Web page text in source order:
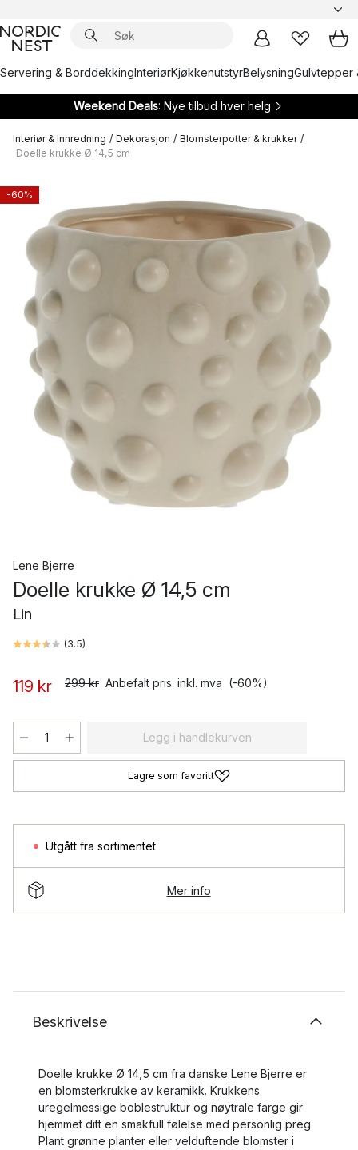
Servering & BorddekkingInteriørKjøkkenutstyrBelysningGulvtepper
Weekend Deals: Nye tilbud hver helg
Interiør & Innredning / Dekorasjon / Blomsterpotter & krukker /
Doelle krukke Ø 14,5 cm
-60%
Lene Bjerre
Doelle krukke Ø 14,5 cm
Lin
(3.5)
119 kr 299 kr Anbefalt pris. inkl. mva (-60%)
Legg i handlekurven
Lagre som favoritt
Utgått fra sortimentet
Mer info
Beskrivelse
Doelle krukke Ø 14,5 cm fra danske Lene Bjerre er
en blomsterkrukke av keramikk. Krukkens
uregelmessige boblestruktur og nøytrale farge gir
hjemmet ditt en smakfull følelse med personlig preg.
Plant grønne planter eller velduftende blomster i